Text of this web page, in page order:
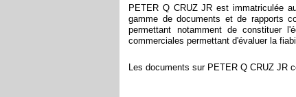
PETER Q CRUZ JR est immatriculée
gamme de documents et de rapports
permettant notamment de constituer
commerciales permettant d'évaluer la
Les documents sur PETER Q CRUZ JR